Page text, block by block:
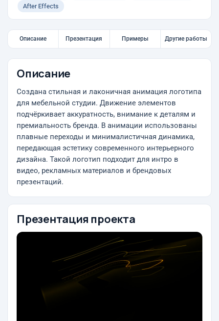
After Effects
Описание Презентация Примеры Другие работы
Описание
Создана стильная и лаконичная анимация логотипа
для мебельной студии. Движение элементов
подчёркивает аккуратность, внимание к деталям и
премиальность бренда. В анимации использованы
плавные переходы и минималистичная динамика,
передающая эстетику современного интерьерного
дизайна. Такой логотип подходит для интро в
видео, рекламных материалов и брендовых
презентаций.
Презентация проекта